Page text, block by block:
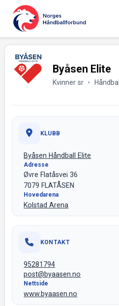
Byåsen Elite
Kvinner sr Håndball
KLUBB
Byåsen Håndball Elite
Adresse
Øvre Flatåsvei 36
7079 FLATÅSEN
Hovedarena
Kolstad Arena
KONTAKT
95281794
post@byaasen.no
Nettside
www.byaasen.no